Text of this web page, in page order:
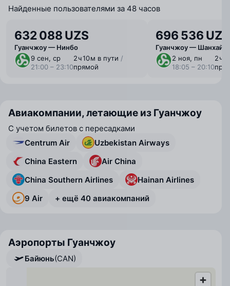
Найденные пользователями за 48 часов
632 088 UZS
Гуанчжоу — Нинбо
9 сен, ср
21:00 – 23:10
2 ⁠ч 10 ⁠м в пути /
прямой
696 536 UZS
Гуанчжоу — Шанхай
2 ноя, пн
18:05 – 20:10
2 ⁠ч
Авиакомпании, летающие из Гуанчжоу
С учетом билетов с пересадками
Centrum Air
Uzbekistan Airways
China Eastern
Air China
China Southern Airlines
Hainan Airlines
9 Air
+ ещё 40 авиакомпаний
Аэропорты Гуанчжоу
Байюнь(CAN)